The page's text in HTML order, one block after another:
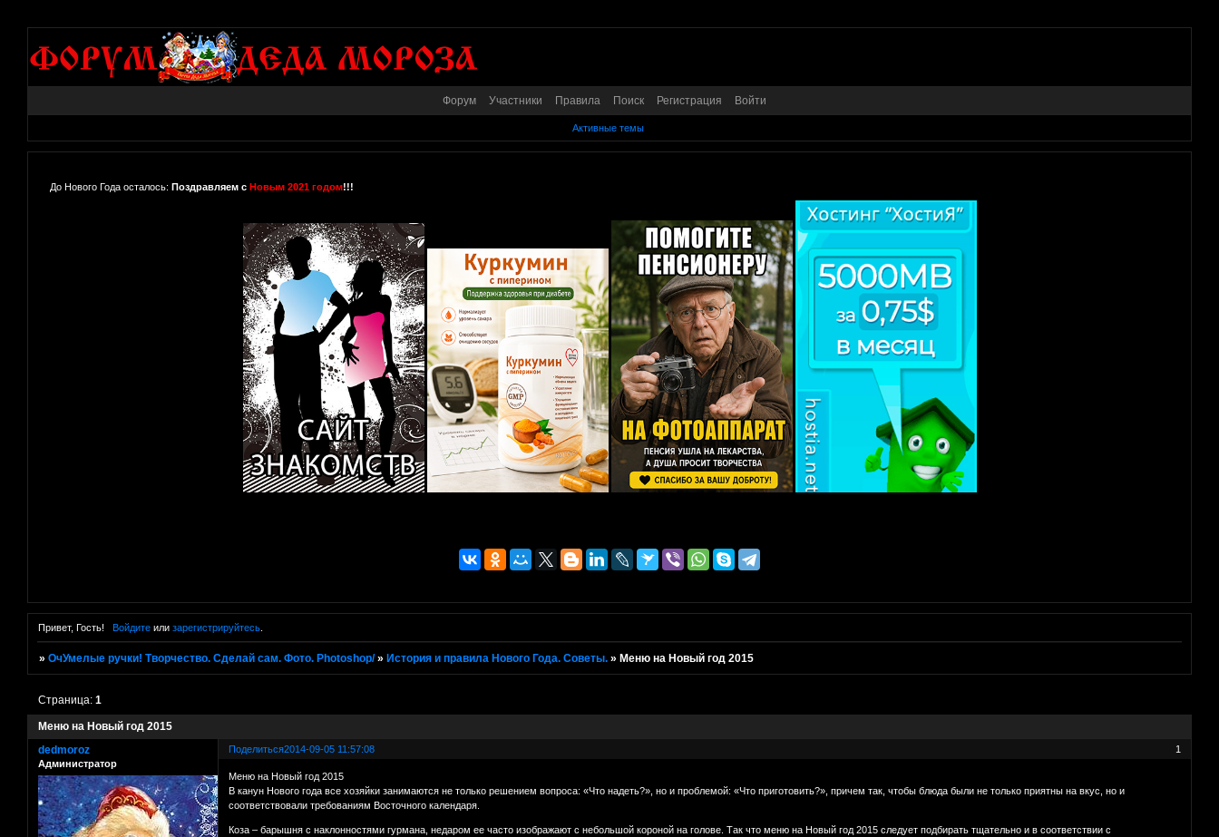
Форум Участники Правила Поиск Регистрация Войти
Активные темы
До Нового Года осталось: Поздравляем с Новым 2021 годом!!!
Привет, Гость! Войдитеили зарегистрируйтесь.
»ОчУмелые ручки! Творчество. Сделай сам. Фото. Photoshop/ » История и правила Нового Года. Советы. » Меню на Новый год 2015
Меню на Новый год 2015
Страница:1
Поделиться 1
2014-09-05 11:57:08
dedmoroz
Администратор
Меню на Новый год 2015
В канун Нового года все хозяйки занимаются не только решением вопроса: «Что надеть?», но и проблемой: «Что приготовить?», причем так, чтобы блюда были не только приятны на вкус, но и
соответствовали требованиям Восточного календаря.
Коза – барышня с наклонностями гурмана, недаром ее часто изображают с небольшой короной на голове. Так что меню на Новый год 2015 следует подбирать тщательно и в соответствии с